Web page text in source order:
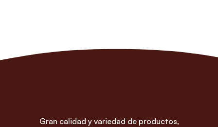
Gran calidad y variedad de productos,